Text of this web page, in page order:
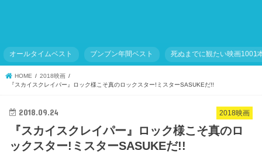
オールタイムベスト ブンブン年間ベスト 死ぬまでに観たい映画1001
HOME
2018映画
『スカイスクレイパー』ロック様こそ真のロックスター!ミスターSASUKEだ!!
2018映画
2018.09.24
『スカイスクレイパー』ロック様こそ真のロ
ックスター!ミスターSASUKEだ!!